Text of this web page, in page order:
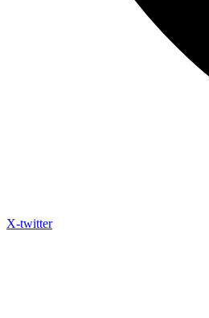
X-twitter